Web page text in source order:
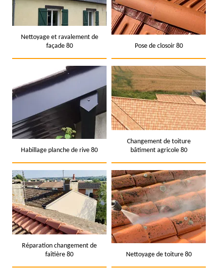
Nettoyage et ravalement de
façade 80
Pose de closoir 80
Habillage planche de rive 80
Changement de toiture
bâtiment agricole 80
Réparation changement de
faîtière 80
Nettoyage de toiture 80